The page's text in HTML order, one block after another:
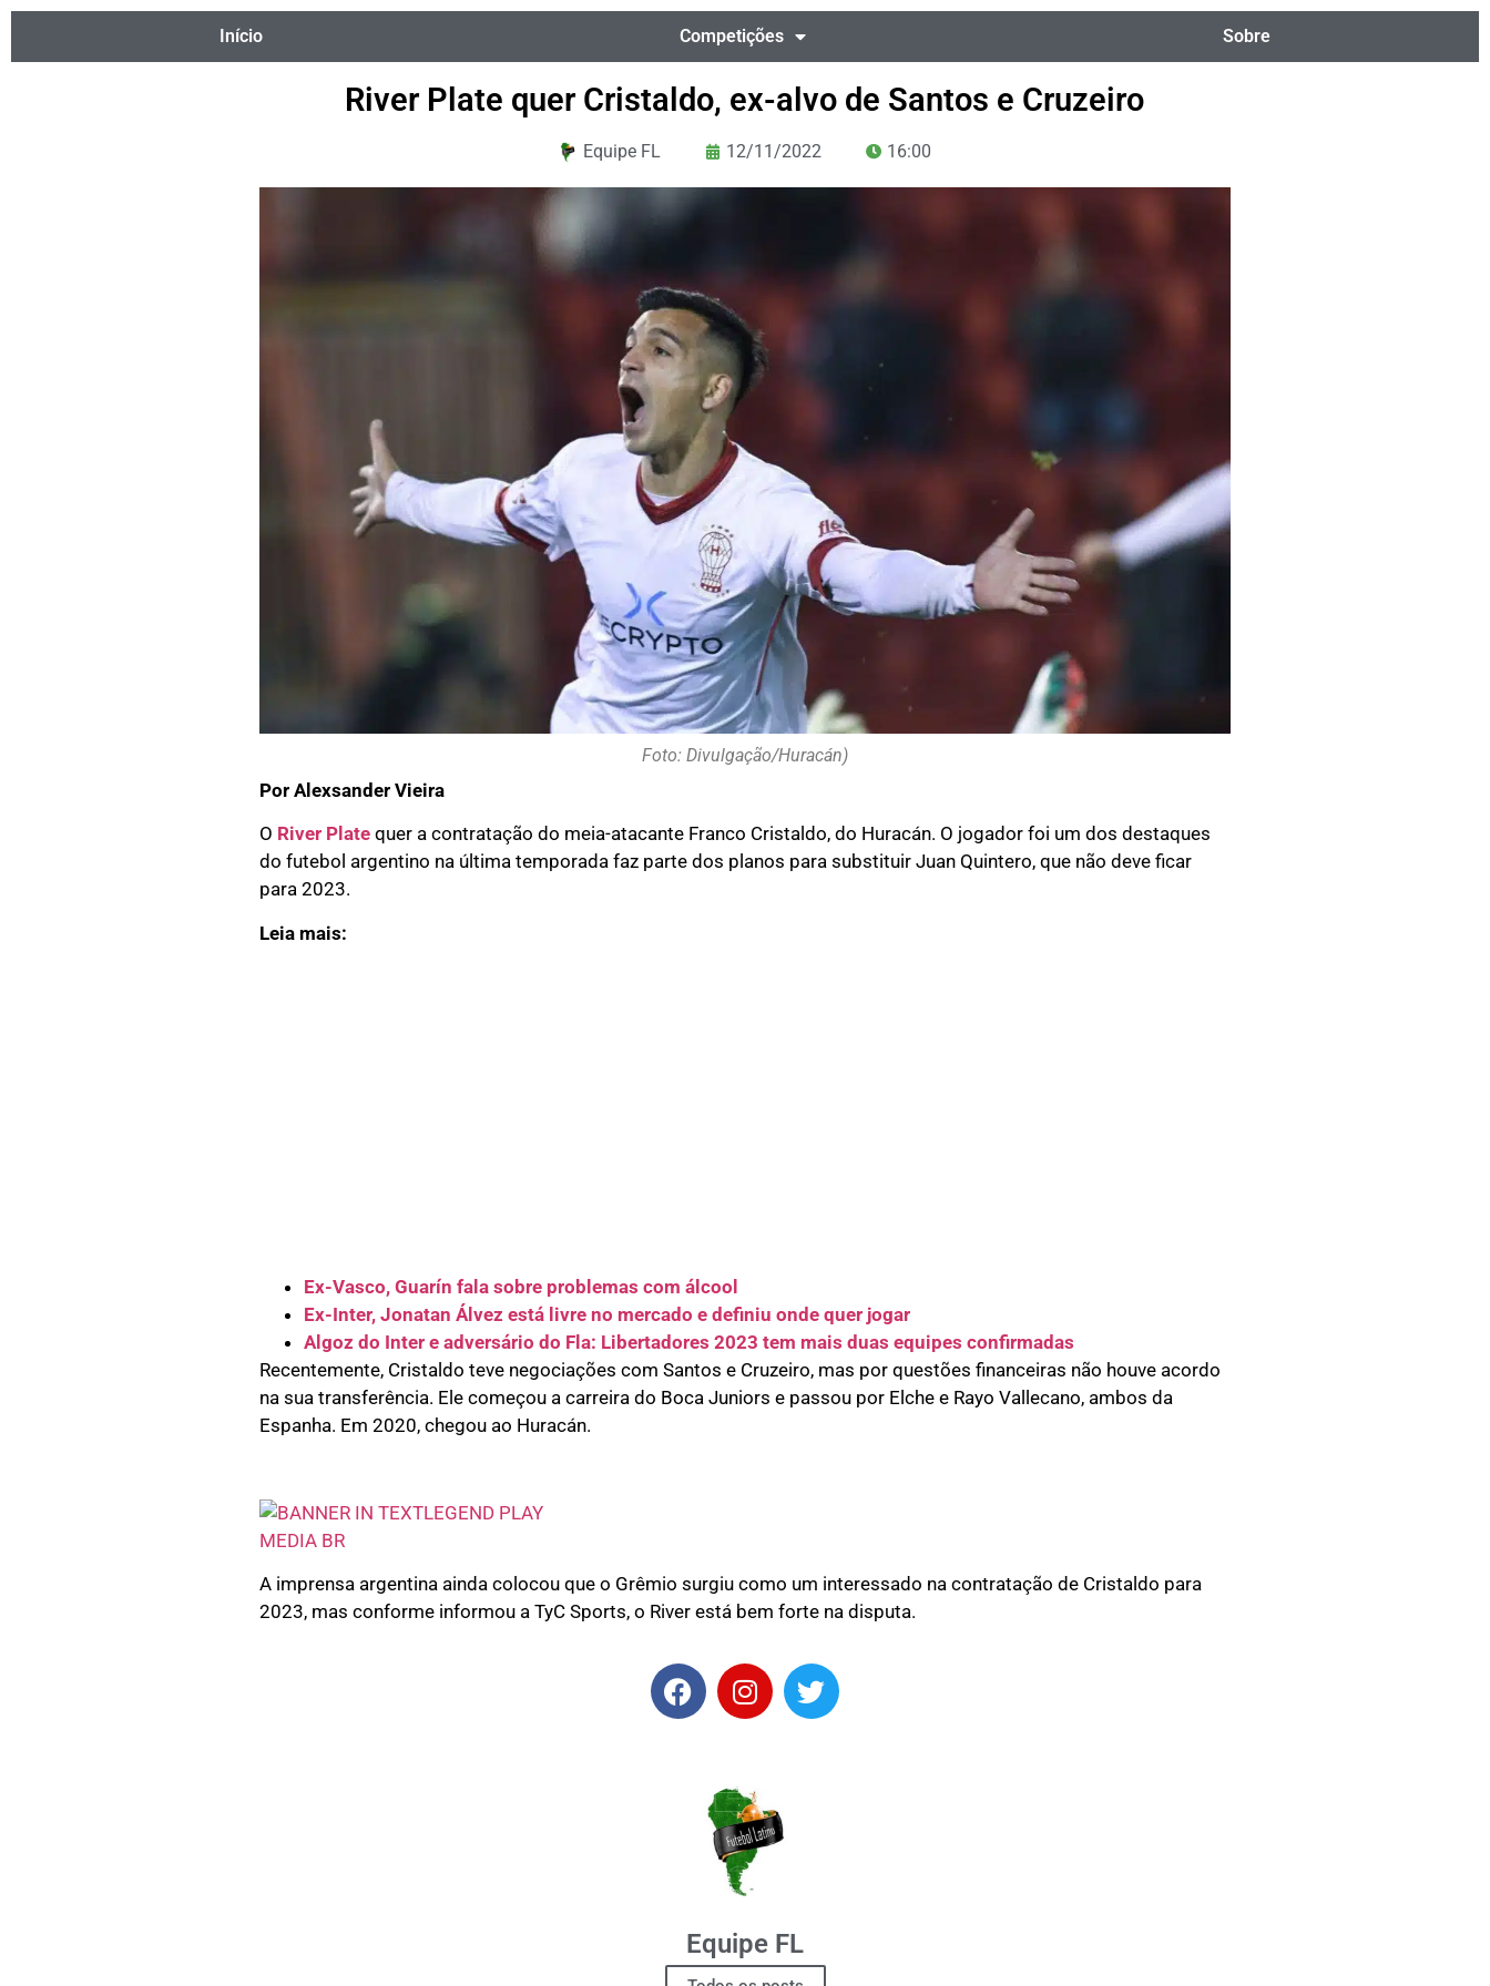
Início Competições Sobre
River Plate quer Cristaldo, ex-alvo de Santos e Cruzeiro
Equipe FL 12/11/2022 16:00
Foto: Divulgação/Huracán)
Por Alexsander Vieira
O River Plate quer a contratação do meia-atacante Franco Cristaldo, do Huracán. O jogador foi um dos destaques
do futebol argentino na última temporada faz parte dos planos para substituir Juan Quintero, que não deve ficar
para 2023.
Leia mais:
Ex-Vasco, Guarín fala sobre problemas com álcool
Ex-Inter, Jonatan Álvez está livre no mercado e definiu onde quer jogar
Algoz do Inter e adversário do Fla: Libertadores 2023 tem mais duas equipes confirmadas
Recentemente, Cristaldo teve negociações com Santos e Cruzeiro, mas por questões financeiras não houve acordo
na sua transferência. Ele começou a carreira do Boca Juniors e passou por Elche e Rayo Vallecano, ambos da
Espanha. Em 2020, chegou ao Huracán.
A imprensa argentina ainda colocou que o Grêmio surgiu como um interessado na contratação de Cristaldo para
2023, mas conforme informou a TyC Sports, o River está bem forte na disputa.
Equipe FL